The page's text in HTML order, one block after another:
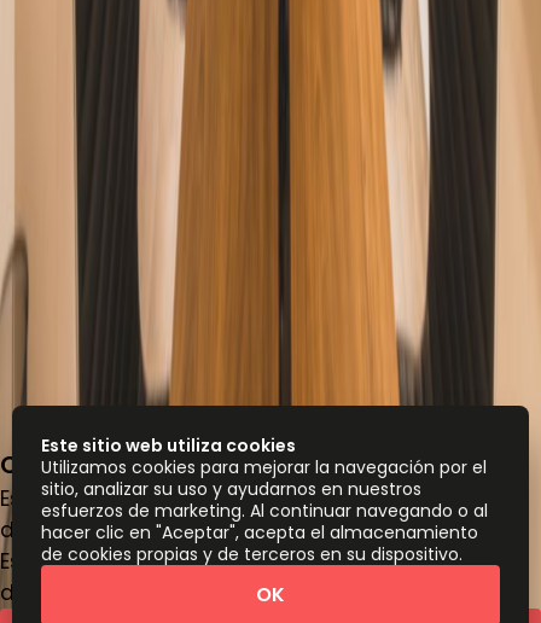
Cra. 11 No. 93a – 83, 110221
Espacio de oficina
de
COP1929000 persona/mes
Escritorios de coworking
de
persona/mes
Este sitio web utiliza cookies
Utilizamos cookies para mejorar la navegación por el
sitio, analizar su uso y ayudarnos en nuestros
esfuerzos de marketing. Al continuar navegando o al
hacer clic en "Aceptar", acepta el almacenamiento
de cookies propias y de terceros en su dispositivo.
OK